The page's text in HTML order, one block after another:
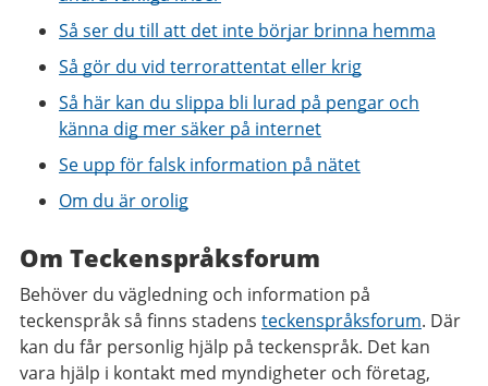
Så ser du till att det inte börjar brinna hemma
Så gör du vid terrorattentat eller krig
Så här kan du slippa bli lurad på pengar och
känna dig mer säker på internet
Se upp för falsk information på nätet
Om du är orolig
Om Teckenspråksforum
Behöver du vägledning och information på
teckenspråk så finns stadens teckenspråksforum. Där
kan du får personlig hjälp på teckenspråk. Det kan
vara hjälp i kontakt med myndigheter och företag,